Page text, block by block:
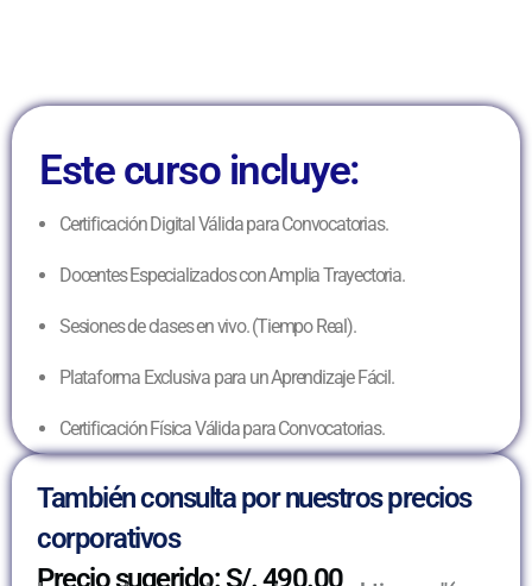
Este curso incluye:
Certificación Digital Válida para Convocatorias.
Docentes Especializados con Amplia Trayectoria.
Sesiones de clases en vivo. (Tiempo Real).
Plataforma Exclusiva para un Aprendizaje Fácil.
Certificación Física Válida para Convocatorias.
También consulta por nuestros precios
corporativos
Precio sugerido: S/. 490.00